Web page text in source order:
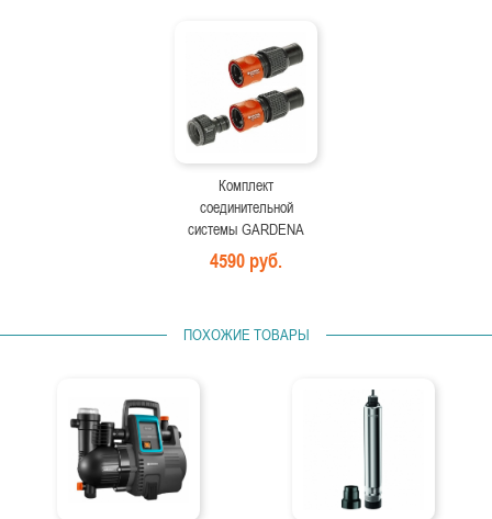
Комплект
соединительной
системы GARDENA
4590 руб.
ПОХОЖИЕ ТОВАРЫ